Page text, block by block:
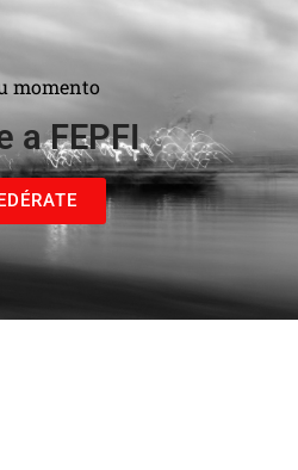
momento
a FEPFI